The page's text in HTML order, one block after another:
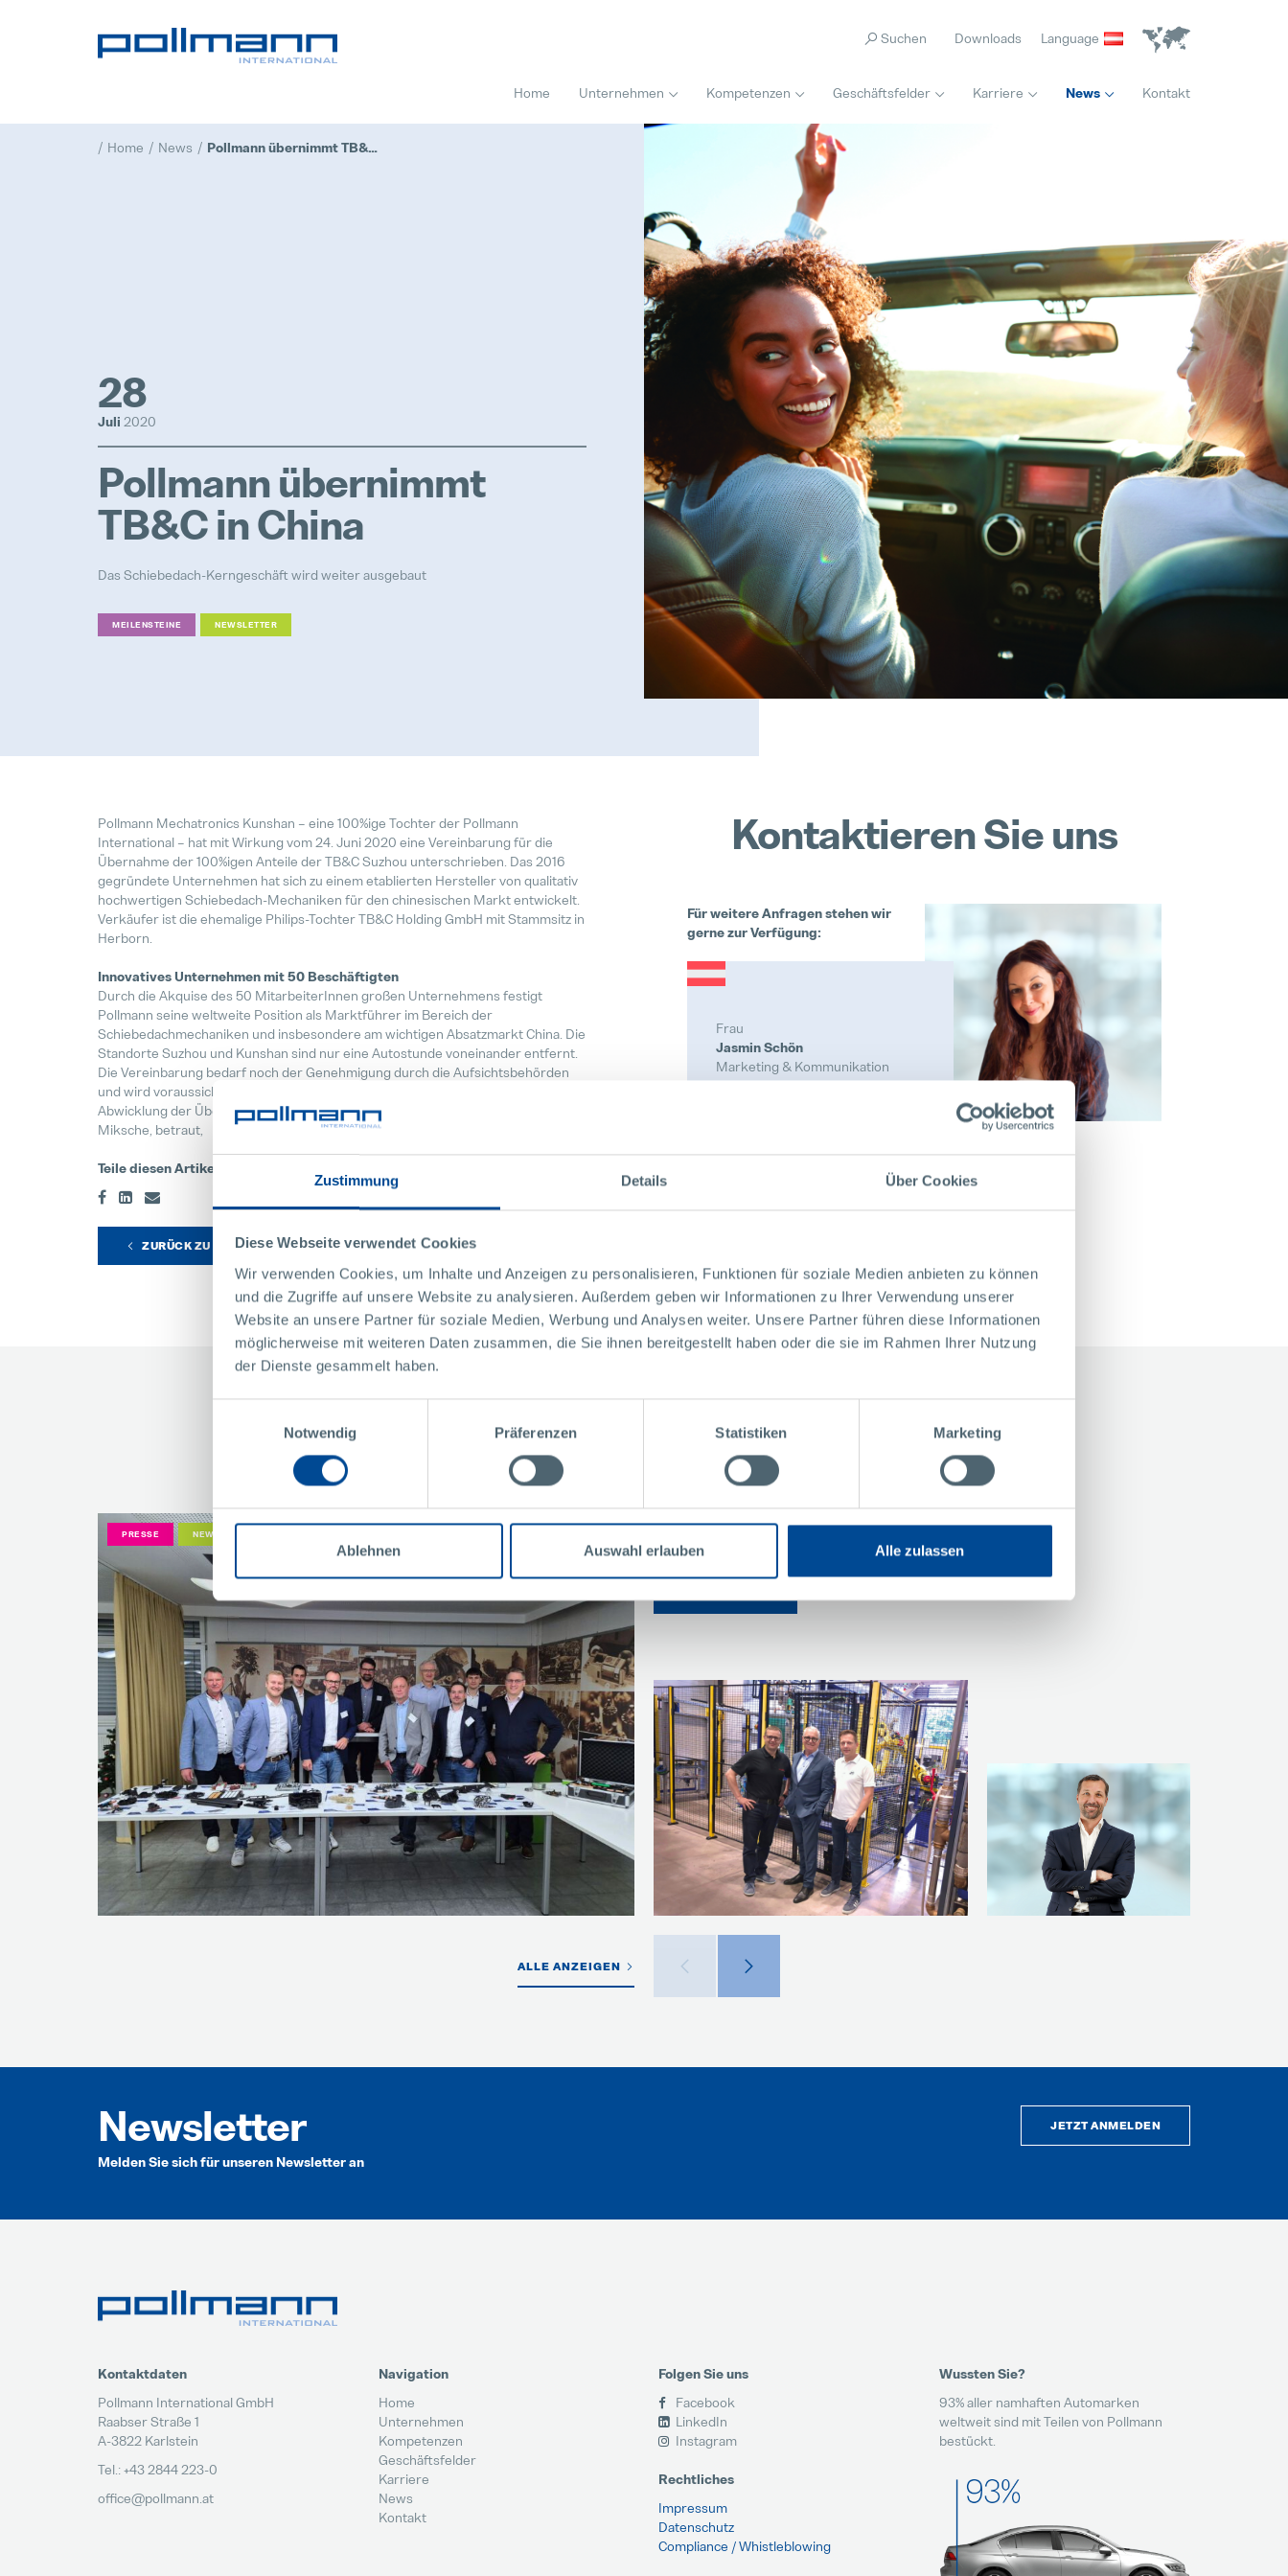
Zustimmung Details Über Cookies
Diese Webseite verwendet Cookies
Wir verwenden Cookies, um Inhalte und Anzeigen zu personalisieren, Funktionen für soziale Medien anbieten zu können
und die Zugriffe auf unsere Website zu analysieren. Außerdem geben wir Informationen zu Ihrer Verwendung unserer
Website an unsere Partner für soziale Medien, Werbung und Analysen weiter. Unsere Partner führen diese Informationen
möglicherweise mit weiteren Daten zusammen, die Sie ihnen bereitgestellt haben oder die sie im Rahmen Ihrer Nutzung
der Dienste gesammelt haben.
Notwendig
Präferenzen Statistiken Marketing
Ablehnen Auswahl erlauben Alle zulassen
Home
Innovation
Hervorgehoben
Compliance
Realisierung
Prototypen
Hervorgehoben
Trainee Programm
Hervorgehoben
Internal Sales Calculation (M/W/D)
Vollzeit
Vollzeit
Vollzeit
HTL-Absolventen (m/w/d)
Vollzeit
Downloads Language
Home Unternehmen Kompetenzen Geschäftsfelder Karriere News Kontakt
Home News Pollmann übernimmt TB&C in China
28
Juli 2020
Pollmann übernimmt
TB&C in China
Das Schiebedach-Kerngeschäft wird weiter ausgebaut
MEILENSTEINE NEWSLETTER
Pollmann Mechatronics Kunshan – eine 100%ige Tochter der Pollmann
International – hat mit Wirkung vom 24. Juni 2020 eine Vereinbarung für die
Übernahme der 100%igen Anteile der TB&C Suzhou unterschrieben. Das 2016
gegründete Unternehmen hat sich zu einem etablierten Hersteller von qualitativ
hochwertigen Schiebedach-Mechaniken für den chinesischen Markt entwickelt.
Verkäufer ist die ehemalige Philips-Tochter TB&C Holding GmbH mit Stammsitz in
Herborn.
Innovatives Unternehmen mit 50 Beschäftigten
Durch die Akquise des 50 MitarbeiterInnen großen Unternehmens festigt
Pollmann seine weltweite Position als Marktführer im Bereich der
Schiebedachmechaniken und insbesondere am wichtigen Absatzmarkt China. Die
Standorte Suzhou und Kunshan sind nur eine Autostunde voneinander entfernt.
Die Vereinbarung bedarf noch der Genehmigung durch die Aufsichtsbehörden
und wird voraussichtlich im 3. Quartal 2020 abgeschlossen sein. Mit der
Abwicklung der Übernahme wurde unser Standortleiter in Kunshan, Ewald
Miksche, betraut,
Teile diesen Artikel
ZURÜCK ZU ALLEN NEWS
Kontaktieren Sie uns
Für weitere Anfragen stehen wir
gerne zur Verfügung:
Frau
Jasmin Schön
Marketing & Kommunikation
3822 Karlstein / Thaya
KONTAKT
Das könnte Sie auch interessieren
News
Pollmann startet Tech-Day-Format
PRESSE NEWSLETTER
ALLE ANZEIGEN
Newsletter
Melden Sie sich für unseren Newsletter an
JETZT ANMELDEN
Kontaktdaten
Pollmann International GmbH
Raabser Straße 1
A-3822 Karlstein
Tel.: +43 2844 223-0
office@pollmann.at
Navigation
Home
Unternehmen
Kompetenzen
Geschäftsfelder
Karriere
News
Kontakt
Wussten Sie?
93% aller namhaften Automarken
weltweit sind mit Teilen von Pollmann
bestückt.
Folgen Sie uns
Facebook
LinkedIn
Instagram
Rechtliches
Impressum
Datenschutz
Compliance / Whistleblowing